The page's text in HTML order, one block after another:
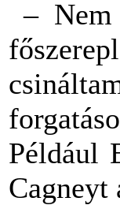
– Nem
Például
Cagneyt